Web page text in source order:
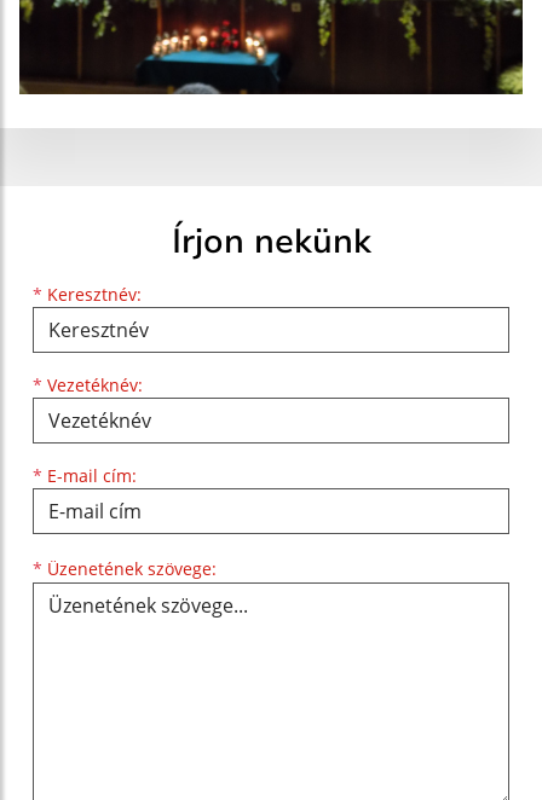
Írjon nekünk
* Keresztnév:
Keresztnév
* Vezetéknév:
Vezetéknév
* E-mail cím:
E-mail cím
* Üzenetének szövege: